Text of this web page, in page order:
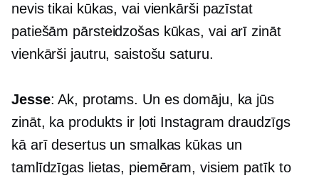
nevis tikai kūkas, vai vienkārši pazīstat
patiešām pārsteidzošas kūkas, vai arī zināt
vienkārši jautru, saistošu saturu.
Jesse: Ak, protams. Un es domāju, ka jūs
zināt, ka produkts ir ļoti Instagram draudzīgs
kā arī desertus un smalkas kūkas un
tamlīdzīgas lietas, piemēram, visiem patīk to